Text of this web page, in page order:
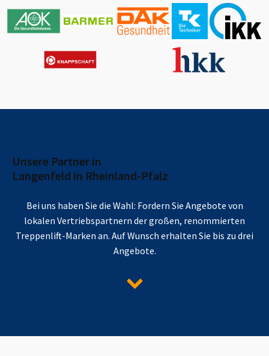
Unsere Partner in
Langenfeld in Rheinland-Pfalz
Bei uns haben Sie die Wahl: Fordern Sie Angebote von
lokalen Vertriebspartnern der großen, renommierten
Treppenlift-Marken an. Auf Wunsch erhalten Sie bis zu drei
Angebote.